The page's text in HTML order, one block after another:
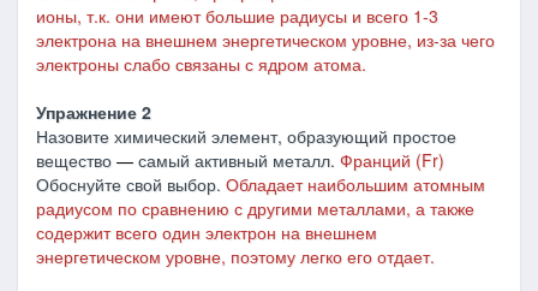
ионы, т.к. они имеютбольшие радиусы и всего 1-3
электрона на внешнем энергетическом уровне, из-за чего
электроны слабо связаны с ядром атома.
Упражнение 2
Назовите химический элемент, образующий простое
вещество ― самый активный металл. Франций (Fr)
Обоснуйте свой выбор. Обладает наибольшим атомным
радиусом по сравнению с другими металлами, а также
содержит всего один электрон на внешнем
энергетическом уровне, поэтому легко его отдает.